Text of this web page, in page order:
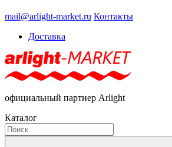
mail@arlight-market.ru Контакты
Доставка
официальный партнер Arlight
Каталог